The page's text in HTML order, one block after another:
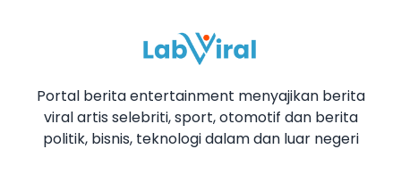
Portal berita entertainment menyajikan berita
viral artis selebriti, sport, otomotif dan berita
politik, bisnis, teknologi dalam dan luar negeri